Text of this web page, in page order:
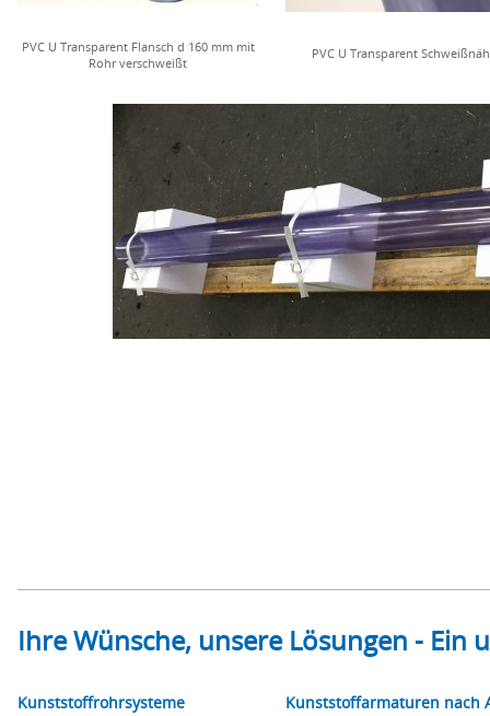
PVC U Transparent Flansch d 160 mm mit
Rohr verschweißt
PVC U Transparent
Ihre Wünsche, unsere Lösungen -
Kunststoffrohrsysteme Kunststoffarmaturen nach